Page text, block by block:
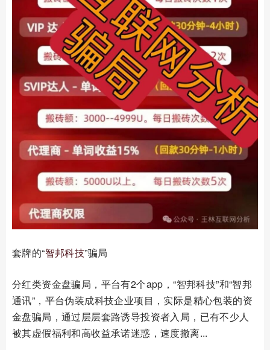
套牌的“智邦科技”骗局
分红类资金盘骗局，平台有2个app，“智邦科技”和“智邦
通讯”，平台伪装成科技企业项目，实际是精心包装的资
金盘骗局，通过层层套路诱导投资者入局，已有不少人
被其虚假福利和高收益承诺迷惑，速度撤离...